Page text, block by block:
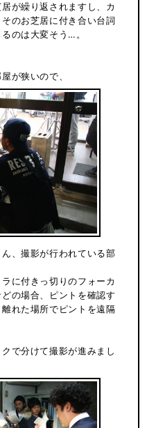
が繰り返されますし、カ
のお芝居に付き合い台詞
のは大変そう…。
が狭いので、
、撮影が行われている部
に付きっ切りのフォーカ
の場合、ピントを確認す
れた場所でピントを遠隔
で分けて撮影が進みまし